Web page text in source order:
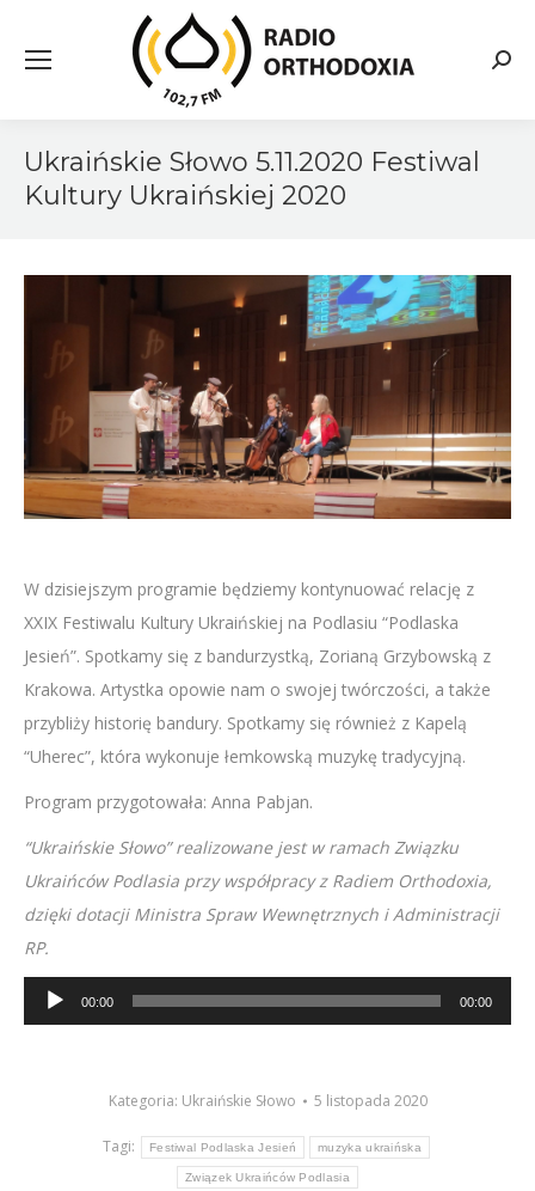
Ukraińskie Słowo 5.11.2020 Festiwal
Kultury Ukraińskiej 2020
W dzisiejszym programie będziemy kontynuować relację z
XXIX Festiwalu Kultury Ukraińskiej na Podlasiu “Podlaska
Jesień”. Spotkamy się z bandurzystką, Zorianą Grzybowską z
Krakowa. Artystka opowie nam o swojej twórczości, a także
przybliży historię bandury. Spotkamy się również z Kapelą
“Uherec”, która wykonuje łemkowską muzykę tradycyjną.
Program przygotowała: Anna Pabjan.
“Ukraińskie Słowo” realizowane jest w ramach Związku
Ukraińców Podlasia przy współpracy z Radiem Orthodoxia,
dzięki dotacji Ministra Spraw Wewnętrznych i Administracji
RP.
Odtwarzacz
plików
00:00 00:00
Kategoria: Ukraińskie Słowo 5 listopada 2020
Tagi: Festiwal Podlaska Jesień muzyka ukraińska
Związek Ukraińców Podlasia